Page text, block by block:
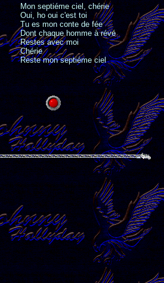
Mon septiéme ciel, chérie
Oui, ho oui c'est toi
Tu es mon conte de fée
Dont chaque homme à révé
Restes avec moi
Chérie
Reste mon septiéme ciel